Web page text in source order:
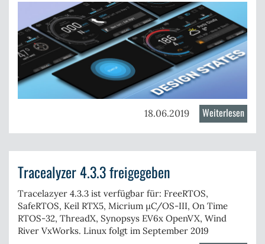
Guide
18.06.2019 Weiterlesen
See
your
at
Tracealyzer 4.3.3 freigegeben
Tracelazyer 4.3.3 ist verfügbar für: FreeRTOS,
SafeRTOS, Keil RTX5, Micrium µC/OS-III, On Time
RTOS-32, ThreadX, Synopsys EV6x OpenVX, Wind
River VxWorks. Linux folgt im September 2019